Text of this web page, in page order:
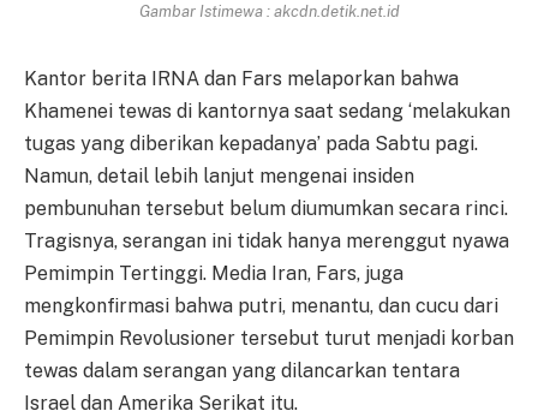
Gambar Istimewa : akcdn.detik.net.id
Kantor berita IRNA dan Fars melaporkan bahwa
Khamenei tewas di kantornya saat sedang ‘melakukan
tugas yang diberikan kepadanya’ pada Sabtu pagi.
Namun, detail lebih lanjut mengenai insiden
pembunuhan tersebut belum diumumkan secara rinci.
Tragisnya, serangan ini tidak hanya merenggut nyawa
Pemimpin Tertinggi. Media Iran, Fars, juga
mengkonfirmasi bahwa putri, menantu, dan cucu dari
Pemimpin Revolusioner tersebut turut menjadi korban
tewas dalam serangan yang dilancarkan tentara
Israel dan Amerika Serikat itu.